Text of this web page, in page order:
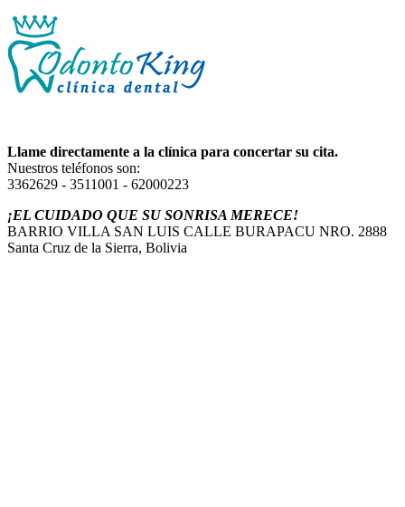
Llame directamente a la clínica para concertar su cita.
Nuestros teléfonos son:
3362629 - 3511001 - 62000223
¡EL CUIDADO QUE SU SONRISA MERECE!
BARRIO VILLA SAN LUIS CALLE BURAPACU NRO. 2888
Santa Cruz de la Sierra, Bolivia